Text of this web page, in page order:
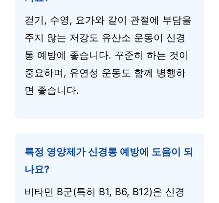
걷기, 수영, 요가와 같이 관절에 부담을
주지 않는 저강도 유산소 운동이 신경
통 예방에 좋습니다. 꾸준히 하는 것이
중요하며, 유연성 운동도 함께 병행하
면 좋습니다.
특정 영양제가 신경통 예방에 도움이 되
나요?
비타민 B군(특히 B1, B6, B12)은 신경